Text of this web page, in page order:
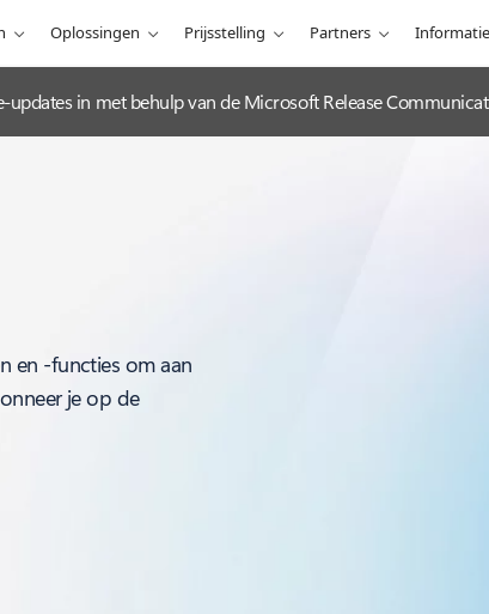
Oplossingen Prijsstelling Partners
in met behulp van de Microsoft Release
en -functies om aan
je op de